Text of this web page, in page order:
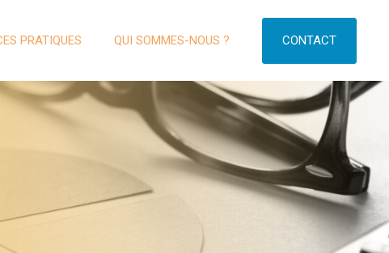
PRATIQUES QUI SOMMES-NOUS ? CONTACT